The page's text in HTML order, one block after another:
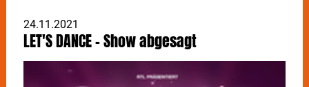
24.11.2021
LET'S DANCE - Show abgesagt